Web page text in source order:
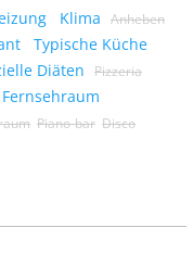
Klima Anheben
Typische Küche
Diäten Pizzeria
Fernsehraum
Piano-bar Disco